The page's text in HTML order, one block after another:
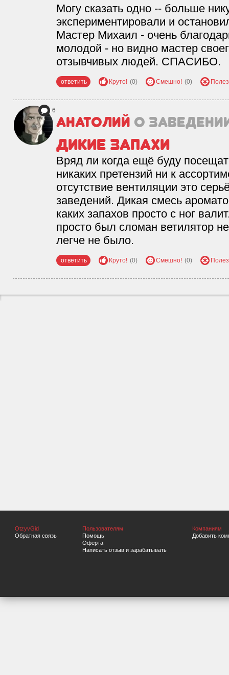
Могу сказать одно -- больше
экспериментировали и
Мастер Михаил - очень
молодой - но видно мастер
отзывчивых людей. СПАСИБО.
ответить Круто! (0) Смешно! (0)
6
Анатолий о
Дикие запахи
Вряд ли когда ещё буду
никаких претензий ни к
отсутствие вентиляции это
заведений. Дикая смесь
каких запахов просто с ног
просто был сломан ветилятор
легче не было.
ответить Круто! (0) Смешно! (0)
OtzyvGid
Обратная связь
Пользователям
Помощь
Оферта
Написать отзыв и зарабатывать
Компаниям
Добавить